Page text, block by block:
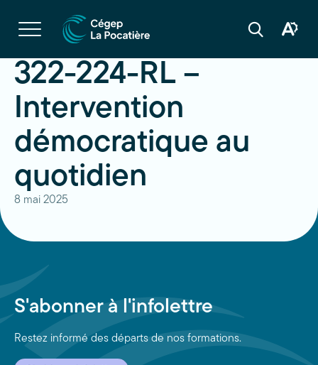
Ouvrir
la
navigation
site
Ouvrir
Ouvrir
322-224-RL –
Intervention
démocratique au
quotidien
8 mai 2025
S'abonner à l'infolettre
Restez informé des départs de nos formations.